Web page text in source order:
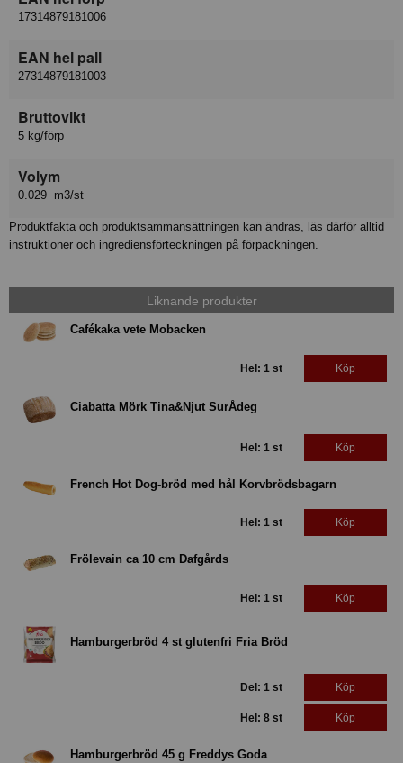
17314879181006
EAN hel pall
27314879181003
Bruttovikt
5 kg/förp
Volym
0.029 m3/st
Produktfakta och produktsammansättningen kan ändras, läs därför alltid
instruktioner och ingrediensförteckningen på förpackningen.
Liknande produkter
Cafékaka vete Mobacken
Hel: 1 st Köp
Ciabatta Mörk Tina&Njut SurÅdeg
Hel: 1 st Köp
French Hot Dog-bröd med hål Korvbrödsbagarn
Hel: 1 st Köp
Frölevain ca 10 cm Dafgårds
Hel: 1 st Köp
Hamburgerbröd 4 st glutenfri Fria Bröd
Del: 1 st Köp
Hel: 8 st Köp
Hamburgerbröd 45 g Freddys Goda